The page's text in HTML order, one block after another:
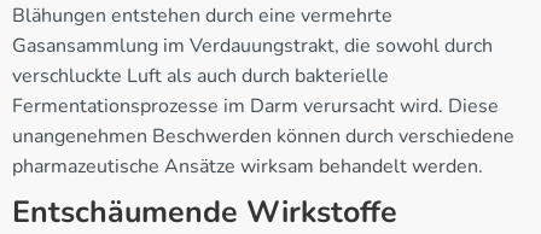
Blähungen entstehen durch eine vermehrte
Gasansammlung im Verdauungstrakt, die sowohl durch
verschluckte Luft als auch durch bakterielle
Fermentationsprozesse im Darm verursacht wird. Diese
unangenehmen Beschwerden können durch verschiedene
pharmazeutische Ansätze wirksam behandelt werden.
Entschäumende Wirkstoffe